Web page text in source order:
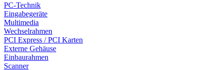
PC-Technik
Eingabegeräte
Multimedia
Wechselrahmen
PCI Express / PCI Karten
Externe Gehäuse
Einbaurahmen
Scanner